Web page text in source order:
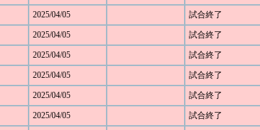
2025/04/05 試合終了
2025/04/05 試合終了
2025/04/05 試合終了
2025/04/05 試合終了
2025/04/05 試合終了
2025/04/05 試合終了